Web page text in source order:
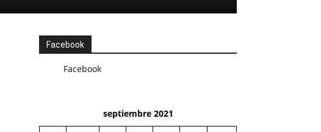
Facebook
Facebook
septiembre 2021